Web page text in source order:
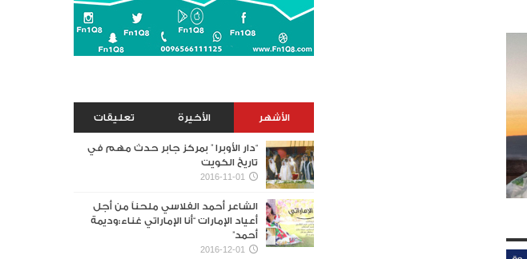
الأشهر الأخيرة تعليقات
“دار الأوبرا ” بمركز جابر حدث مهم في
تاريخ الكويت
2016-11-01
الشاعر أحمد الفلاسي ملحناً من أجل
أعياد الإمارات “أنا الإماراتي غناء:وديمة
أحمد”
2016-12-01